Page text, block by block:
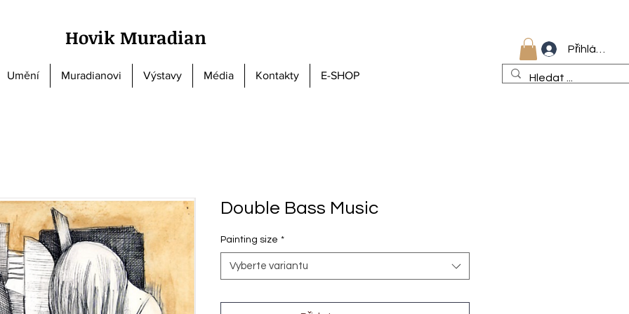
Hovik Muradian
Umění Muradianovi Výstavy Média Kontakty E-SHOP
Přihlásit se
Double Bass Music
Painting size *
Vyberte variantu